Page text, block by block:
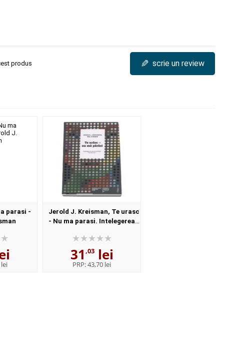
produs ✎ scrie un review
parasi -
Jerold J. Kreisman, Te urasc
- Nu ma parasi. Intelegerea
Editia a II-a (Psihologia
pentru tot...
31 ,03lei
PRP:43,70 lei